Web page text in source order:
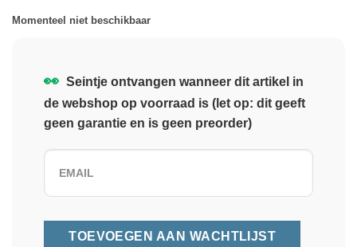
Momenteel niet beschikbaar
👀 Seintje ontvangen wanneer dit artikel in
de webshop op voorraad is (let op: dit geeft
geen garantie en is geen preorder)